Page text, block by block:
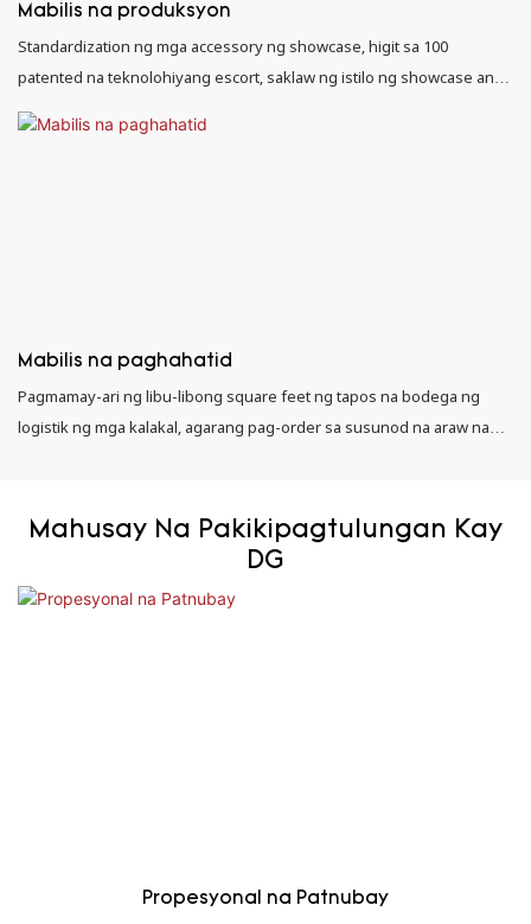
Mabilis na produksyon
Standardization ng mga accessory ng showcase, higit sa 100
patented na teknolohiyang escort, saklaw ng istilo ng showcase ang
90% ng mga tindahan ng alahas
Mabilis na paghahatid
Pagmamay-ari ng libu-libong square feet ng tapos na bodega ng
logistik ng mga kalakal, agarang pag-order sa susunod na araw na
Mahusay Na Pakikipagtulungan Kay
DG
Propesyonal na Patnubay